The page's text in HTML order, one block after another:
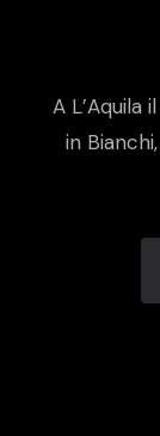
A L’Aquila
in